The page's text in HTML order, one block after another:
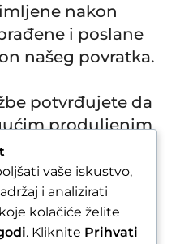
nakon
i poslane
našeg povratka.
potvrđujete da
produljenim
1 August 2026 to 16
after 30 July 2026 will
the week following
vaše iskustvo,
i analizirati
kolačiće želite
. Kliknite Prihvati